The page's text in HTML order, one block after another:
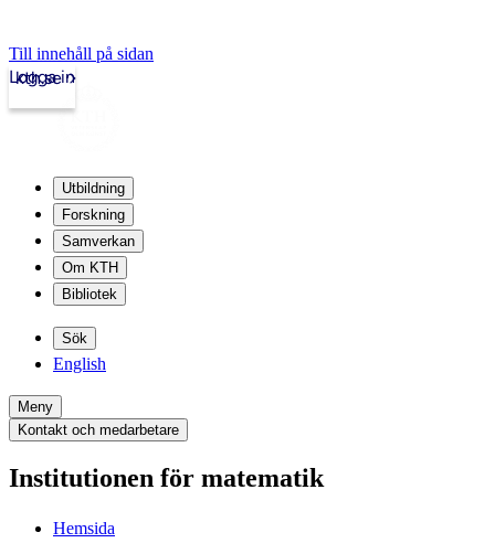
Till innehåll på sidan
kth.se
Logga in
Utbildning
Forskning
Samverkan
Om KTH
Bibliotek
Sök
English
Meny
Kontakt och medarbetare
Institutionen för matematik
Hemsida